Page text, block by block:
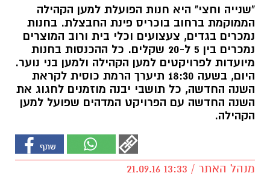
"שנייה וחצי" היא חנות הפועלת למען הקהילה
הממוקמת ברחוב בוכריס פינת החבצלת. בחנות
נמכרים בגדים, צעצועים וכלי בית ורוב המוצרים
נמכרים בין 5 ל-20 שקלים. כל ההכנסות בחנות
מיועדות לפרויקטים למען הקהילה ולמען בני נוער.
היום, בשעה 18:30 תיערך הרמת כוסית לקראת
השנה החדשה, כל תושבי יבנה מוזמנים לחגוג את
השנה החדשה עם הפרויקט המדהים שפועל למען
הקהילה.
מנהל האתר / 13:33 21.09.16